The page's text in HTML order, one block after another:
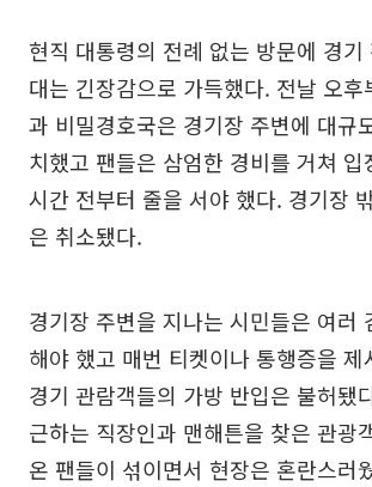
현직 대통령의 전례 없는 방문에 경기
대는 긴장감으로 가득했다. 전날 오후
과 비밀경호국은 경기장 주변에 대규
치했고 팬들은 삼엄한 경비를 거쳐
시간 전부터 줄을 서야 했다. 경기장
은 취소됐다.
경기장 주변을 지나는 시민들은 여러
해야 했고 매번 티켓이나 통행증을 제
경기 관람객들의 가방 반입은 불허됐
근하는 직장인과 맨해튼을 찾은 관광
온 팬들이 섞이면서 현장은 혼란스러